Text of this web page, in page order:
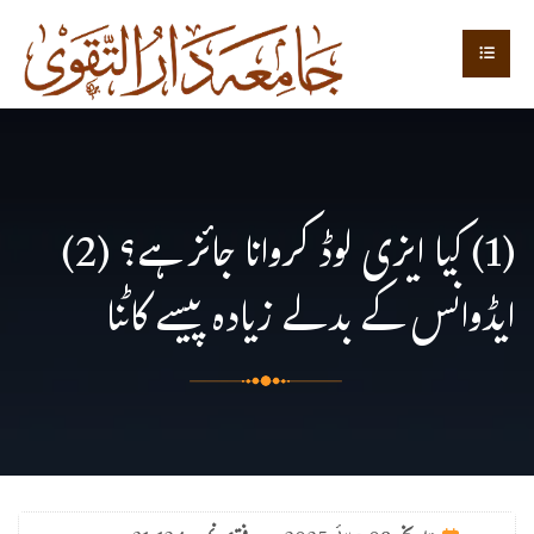
(1) کیا ایزی لوڈ کروانا جائز ہے؟ (2)
ایڈوانس کے بدلے زیادہ پیسے کاٹنا